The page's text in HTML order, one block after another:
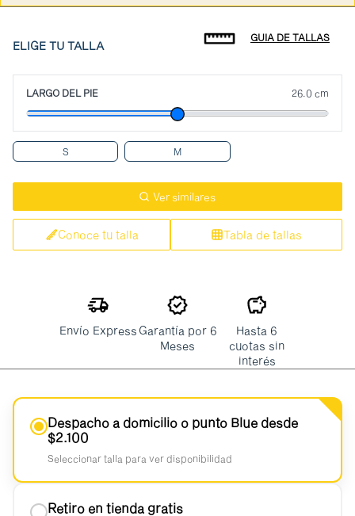
ELIGE TU TALLA
GUIA DE TALLAS
LARGO DEL PIE 26.0 cm
S M
Ver similares
Conoce tu talla Tabla de tallas
Envío Express Garantía por 6
Meses
Hasta 6
cuotas sin
interés
Despacho a domicilio o punto Blue desde
$2.100
Seleccionar talla para ver disponibilidad
Retiro en tienda gratis